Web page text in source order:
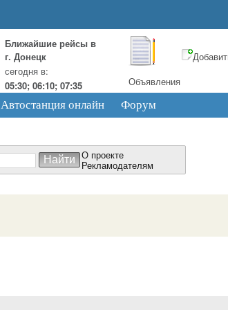
Ближайшие рейсы в
г. Донецк
сегодня в:
05:30; 06:10; 07:35
Объявления
Автостанция онлайн Форум
О проекте
Рекламодателям